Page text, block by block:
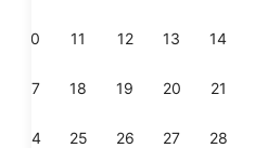
10 11 12 13 14
17 18 19 20 21
24 25 26 27 28